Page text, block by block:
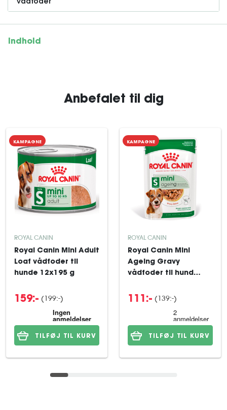
Vådfoder
Indhold
Anbefalet til dig
KAMPAGNE
ROYAL CANIN
Royal Canin Mini Adult
Loaf vådfoder til
hunde 12x195 g
159:- (199:-)
TILFØJ TIL KURV
KAMPAGNE
ROYAL CANIN
Royal Canin Mini
Ageing Gravy
vådfoder til hund
111:- (139:-)
TILFØJ TIL KURV